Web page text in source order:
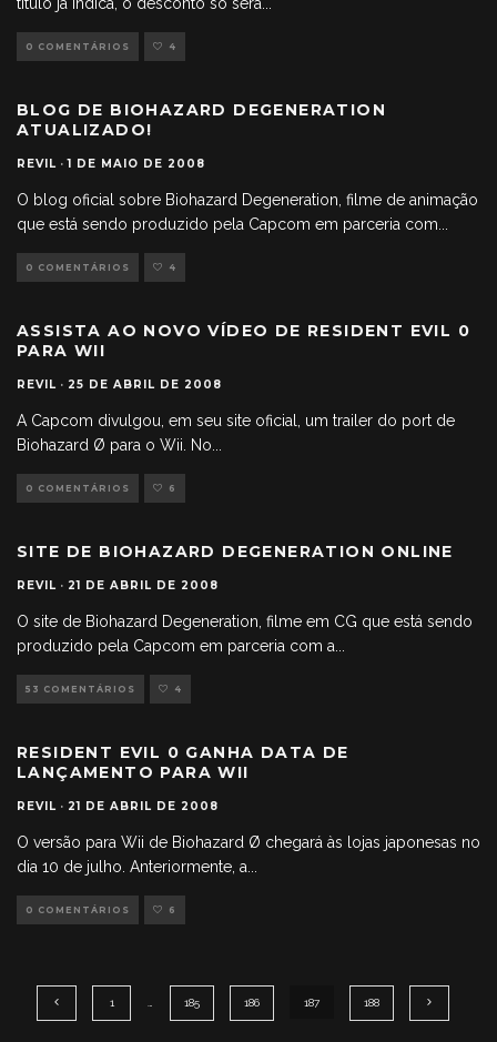
0 COMENTÁRIOS 4
BLOG DE BIOHAZARD DEGENERATION
ATUALIZADO!
REVIL · 1 DE MAIO DE 2008
O blog oficial sobre Biohazard Degeneration, filme de animação
que está sendo produzido pela Capcom em parceria com
0 COMENTÁRIOS 4
ASSISTA AO NOVO VÍDEO DE RESIDENT EVIL 0
PARA WII
REVIL · 25 DE ABRIL DE 2008
A Capcom divulgou, em seu site oficial, um trailer do port de
Biohazard Ø para o Wii. No
0 COMENTÁRIOS 6
SITE DE BIOHAZARD DEGENERATION ONLINE
REVIL · 21 DE ABRIL DE 2008
O site de Biohazard Degeneration, filme em CG que está sendo
produzido pela Capcom em parceria com a
53 COMENTÁRIOS 4
RESIDENT EVIL 0 GANHA DATA DE
LANÇAMENTO PARA WII
REVIL · 21 DE ABRIL DE 2008
O versão para Wii de Biohazard Ø chegará às lojas japonesas no
dia 10 de julho. Anteriormente, a
0 COMENTÁRIOS 6
1 185 186 187 188